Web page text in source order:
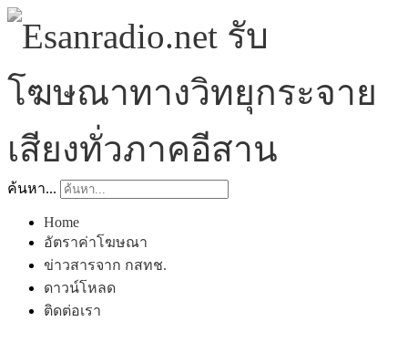
ค้นหา...
Home
อัตราค่าโฆษณา
ข่าวสารจาก กสทช.
ดาวน์โหลด
ติดต่อเรา